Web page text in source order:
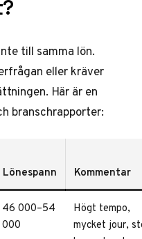
till samma lön.
eller kräver
Här är en
branschrapporter:
Lönespann Kommentar
46 000–54
000
Högt tempo,
mycket jour,